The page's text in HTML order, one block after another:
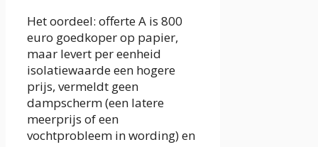
Het oordeel: offerte A is 800
euro goedkoper op papier,
maar levert per eenheid
isolatiewaarde een hogere
prijs, vermeldt geen
dampscherm (een latere
meerprijs of een
vochtprobleem in wording) en